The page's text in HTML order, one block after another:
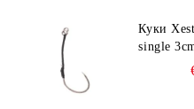
Куки
single